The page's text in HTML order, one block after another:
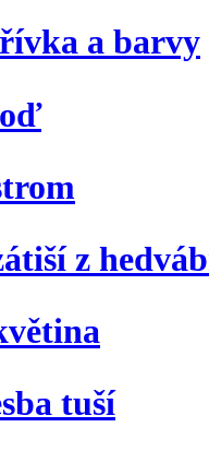
a barvy
z
tuší